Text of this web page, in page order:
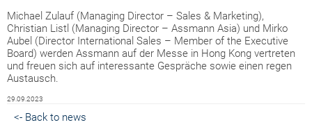
Michael Zulauf (Managing Director – Sales & Marketing),
Christian Listl (Managing Director – Assmann Asia) und Mirko
Aubel (Director International Sales – Member of the Executive
Board) werden Assmann auf der Messe in Hong Kong vertreten
und freuen sich auf interessante Gespräche sowie einen regen
Austausch.
29.09.2023
<- Back to news